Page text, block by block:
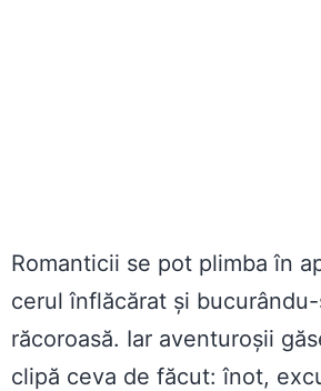
Romanticii se pot plimba în
cerul înflăcărat și
răcoroasă. Iar aventuroșii
clipă ceva de făcut: înot,